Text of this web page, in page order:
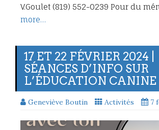
V.Goulet (819) 552-0239 Pour du
more…
17 ET 22 FÉVRIER 2024 |
SÉANCES D’INFO SUR
L’ÉDUCATION CANINE
Geneviève Boutin Activités 7